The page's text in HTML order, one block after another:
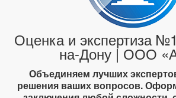
Оценка и экспертиза
на-Дону | ООО
Объединяем лучших
решения ваших вопросов.